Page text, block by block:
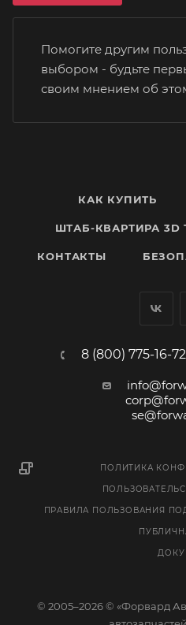
Помогите другим
выбором - будьте
своим мнением об
КАК КУПИТЬ
ШТАБ-КВАРТИРА 3D
КОНТАКТЫ
8 (800) 775-16-72
ПОЛИТИКА
ПРАВИЛА ПОЛЬЗОВАНИЯ
© 2005–2026 © «Форвард